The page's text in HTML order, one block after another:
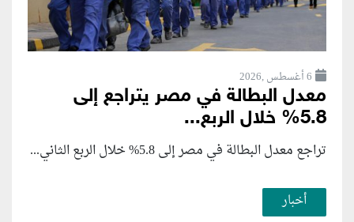
6 أغسطس ,2026
معدل البطالة في مصر يتراجع إلى
5.8% خلال الربع...
تراجع معدل البطالة في مصر إلى 5.8% خلال الربع الثاني...
أخبار